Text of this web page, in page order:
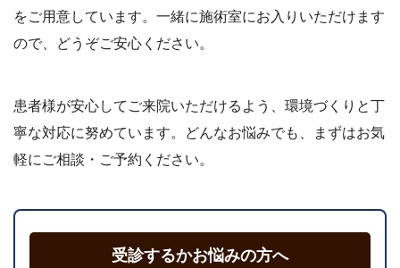
をご用意しています。一緒に施術室にお入りいただけます
ので、どうぞご安心ください。
患者様が安心してご来院いただけるよう、環境づくりと丁
寧な対応に努めています。どんなお悩みでも、まずはお気
軽にご相談・ご予約ください。
受診するかお悩みの方へ